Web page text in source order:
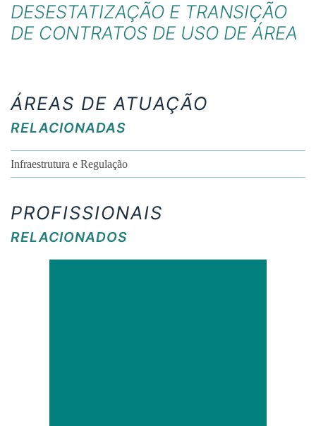
DESESTATIZAÇÃO E TRANSIÇÃO
DE CONTRATOS DE USO DE ÁREA
ÁREAS DE ATUAÇÃO
RELACIONADAS
Infraestrutura e Regulação
PROFISSIONAIS
RELACIONADOS